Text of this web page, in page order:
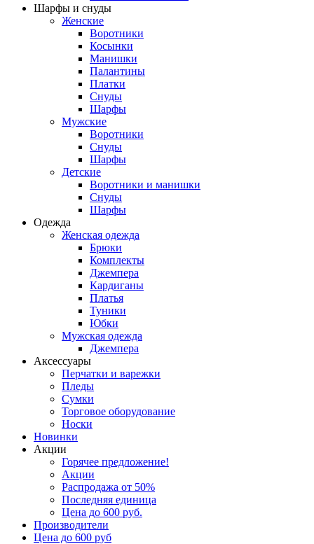
Шарфы и снуды
Женские
Воротники
Косынки
Манишки
Палантины
Платки
Снуды
Шарфы
Мужские
Воротники
Снуды
Шарфы
Детские
Воротники и манишки
Снуды
Шарфы
Одежда
Женская одежда
Брюки
Комплекты
Джемпера
Кардиганы
Платья
Туники
Юбки
Мужская одежда
Джемпера
Аксессуары
Перчатки и варежки
Пледы
Сумки
Торговое оборудование
Носки
Новинки
Акции
Горячее предложение!
Акции
Распродажа от 50%
Последняя единица
Цена до 600 руб.
Производители
Цена до 600 руб